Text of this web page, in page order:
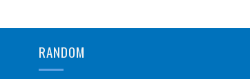
RANDOM